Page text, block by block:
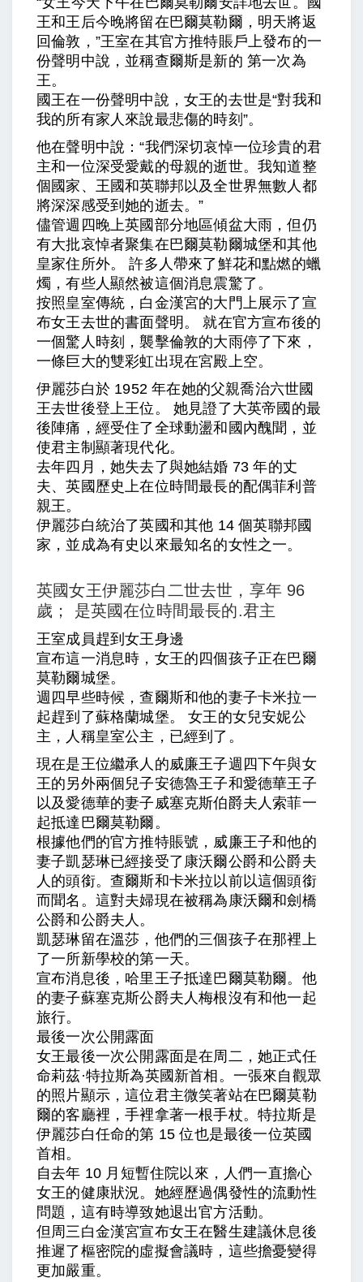
王和王后今晚將留在巴爾莫勒爾，明天將返
回倫敦，”王室在其官方推特賬戶上發布的一
份聲明中說，並稱查爾斯是新的 第一次為
王。
國王在一份聲明中說，女王的去世是“對我和
我的所有家人來說最悲傷的時刻”。
他在聲明中說：“我們深切哀悼一位珍貴的君
主和一位深受愛戴的母親的逝世。我知道整
個國家、王國和英聯邦以及全世界無數人都
將深深感受到她的逝去。”
儘管週四晚上英國部分地區傾盆大雨，但仍
有大批哀悼者聚集在巴爾莫勒爾城堡和其他
皇家住所外。 許多人帶來了鮮花和點燃的蠟
燭，有些人顯然被這個消息震驚了。
按照皇室傳統，白金漢宮的大門上展示了宣
布女王去世的書面聲明。 就在官方宣布後的
一個驚人時刻，襲擊倫敦的大雨停了下來，
一條巨大的雙彩虹出現在宮殿上空。
伊麗莎白於 1952 年在她的父親喬治六世國
王去世後登上王位。 她見證了大英帝國的最
後陣痛，經受住了全球動盪和國內醜聞，並
使君主制顯著現代化。
去年四月，她失去了與她結婚 73 年的丈
夫、英國歷史上在位時間最長的配偶菲利普
親王。
伊麗莎白統治了英國和其他 14 個英聯邦國
家，並成為有史以來最知名的女性之一。
英國女王伊麗莎白二世去世，享年 96
歲； 是英國在位時間最長的.君主
王室成員趕到女王身邊
宣布這一消息時，女王的四個孩子正在巴爾
莫勒爾城堡。
週四早些時候，查爾斯和他的妻子卡米拉一
起趕到了蘇格蘭城堡。 女王的女兒安妮公
主，人稱皇室公主，已經到了。
現在是王位繼承人的威廉王子週四下午與女
王的另外兩個兒子安德魯王子和愛德華王子
以及愛德華的妻子威塞克斯伯爵夫人索菲一
起抵達巴爾莫勒爾。
根據他們的官方推特賬號，威廉王子和他的
妻子凱瑟琳已經接受了康沃爾公爵和公爵夫
人的頭銜。查爾斯和卡米拉以前以這個頭銜
而聞名。這對夫婦現在被稱為康沃爾和劍橋
公爵和公爵夫人。
凱瑟琳留在溫莎，他們的三個孩子在那裡上
了一所新學校的第一天。
宣布消息後，哈里王子抵達巴爾莫勒爾。他
的妻子蘇塞克斯公爵夫人梅根沒有和他一起
旅行。
最後一次公開露面
女王最後一次公開露面是在周二，她正式任
命莉茲·特拉斯為英國新首相。一張來自觀眾
的照片顯示，這位君主微笑著站在巴爾莫勒
爾的客廳裡，手裡拿著一根手杖。特拉斯是
伊麗莎白任命的第 15 位也是最後一位英國
首相。
自去年 10 月短暫住院以來，人們一直擔心
女王的健康狀況。她經歷過偶發性的流動性
問題，這有時導致她退出官方活動。
但周三白金漢宮宣布女王在醫生建議休息後
推遲了樞密院的虛擬會議時，這些擔憂變得
更加嚴重。